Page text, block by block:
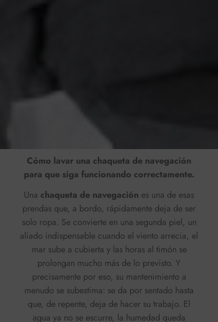
Cómo lavar una chaqueta de navegación
para que siga funcionando correctamente.
Una chaqueta de navegación es una de esas
prendas que, a bordo, rápidamente deja de ser
solo ropa. Se convierte en una segunda piel, un
aliado indispensable cuando el viento arrecia, el
mar sube a cubierta y las horas al timón se
prolongan mucho más de lo previsto. Y
precisamente por eso, su mantenimiento a
menudo se subestima: se da por sentado hasta
que, de repente, deja de hacer su trabajo. El
agua ya no se escurre, la humedad queda